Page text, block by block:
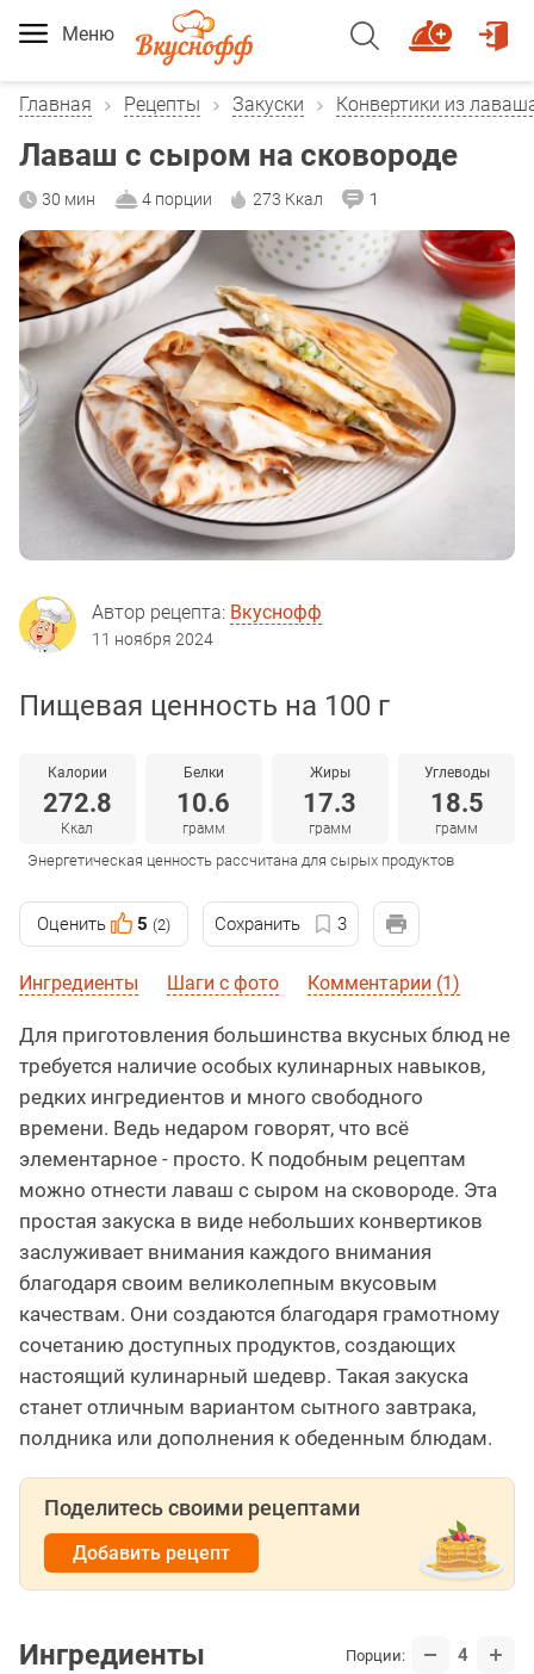
Меню
Главная Рецепты Закуски Конвертики из
Лаваш с сыром на сковороде
30 мин 4 порции 273 Ккал 1
Автор рецепта: Вкуснофф
11 ноября 2024
Пищевая ценность на 100 г
Калории
272.8
Ккал
Белки
10.6
грамм
Жиры
17.3
грамм
Углеводы
18.5
грамм
Энергетическая ценность рассчитана для сырых продуктов
Оценить 5 (2) Сохранить 3
Ингредиенты Шаги с фото Комментарии (1)
Для приготовления большинства вкусных блюд не
требуется наличие особых кулинарных навыков,
редких ингредиентов и много свободного
времени. Ведь недаром говорят, что всё
элементарное - просто. К подобным рецептам
можно отнести лаваш с сыром на сковороде. Эта
простая закуска в виде небольших конвертиков
заслуживает внимания каждого внимания
благодаря своим великолепным вкусовым
качествам. Они создаются благодаря грамотному
сочетанию доступных продуктов, создающих
настоящий кулинарный шедевр. Такая закуска
станет отличным вариантом сытного завтрака,
полдника или дополнения к обеденным блюдам.
Поделитесь своими рецептами
Добавить рецепт
Ингредиенты Порции: 4